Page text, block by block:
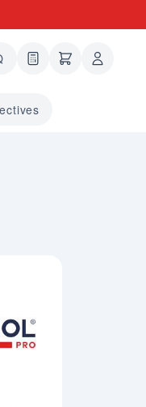
0 articles dans le
undefined